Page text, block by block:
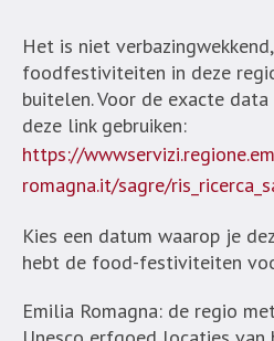
Het is niet
foodfestiviteiten in deze
buitelen. Voor de exacte
deze link gebruiken:
https://
romagna.it/sagre/
Kies een datum waarop je
hebt de food-festiviteiten
Emilia Romagna: de regio